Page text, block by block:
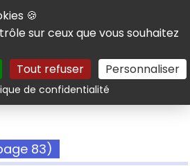
cookies
🍪
sur ceux que vous souhaitez
Tout refuser Personnaliser
de confidentialitéRechercher
83)